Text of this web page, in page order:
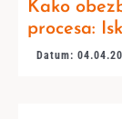
Kako
procesa:
Datum: